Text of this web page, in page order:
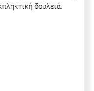
δουλειά.